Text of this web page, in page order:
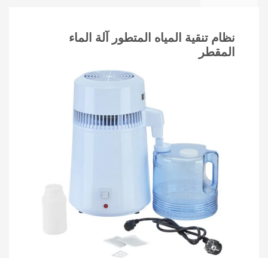
نظام تنقية المياه المتطور آلة الماء
المقطر